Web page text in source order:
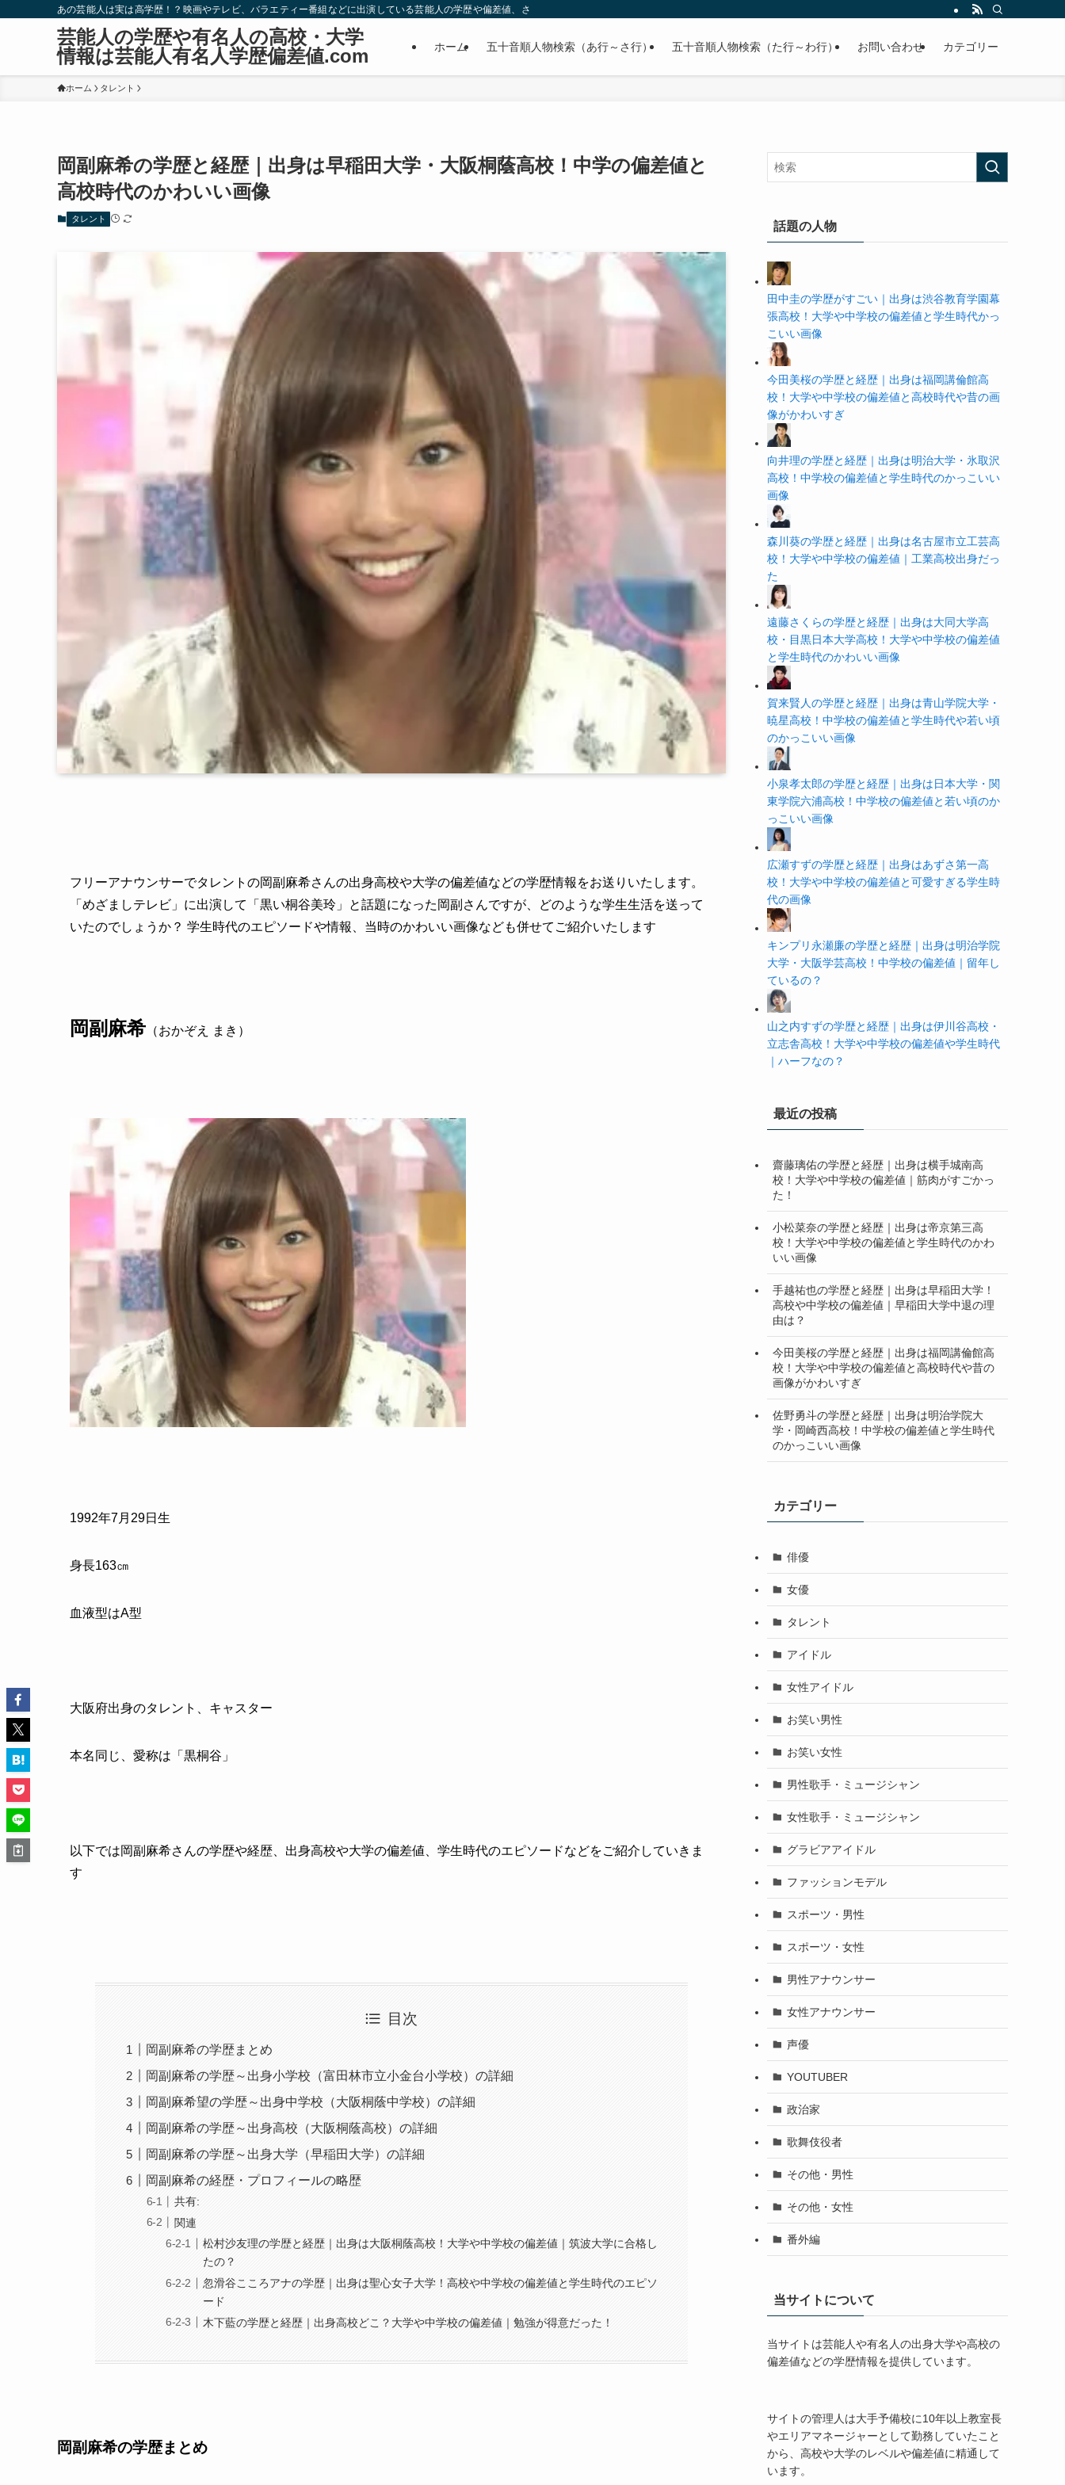
あの芸能人は実は高学歴！？映画やテレビ、バラエティー番組などに出演している芸能人の学歴や偏差値、さらに政治家やスポーツ選手などの有名人の学歴や高校・大学の偏差値まで紹介していきます。
芸能人の学歴や有名人の高校・大学
情報は芸能人有名人学歴偏差値.com
ホーム 五十音順人物検索（あ行～さ行） 五十音順人物検索（た行～わ行） お問い合わせ カテゴリー
ホーム タレント
岡副麻希の学歴と経歴｜出身は早稲田大学・大阪桐蔭高校！中学の偏差値と
高校時代のかわいい画像
タレント
フリーアナウンサーでタレントの岡副麻希さんの出身高校や大学の偏差値などの学歴情報をお送りいたします。
「めざましテレビ」に出演して「黒い桐谷美玲」と話題になった岡副さんですが、どのような学生生活を送って
いたのでしょうか？ 学生時代のエピソードや情報、当時のかわいい画像なども併せてご紹介いたします
岡副麻希 （おかぞえ まき）
1992年7月 29日生
身長163㎝
血液型はA型
大阪府出身のタレント、キャスター
本名同じ、愛称は「黒桐谷」
以下では岡副麻希さんの学歴や経歴、出身高校や大学の偏差値、学生時代のエピソードなどをご紹介していきま
す
目次
岡副麻希の学歴まとめ
岡副麻希の学歴～出身小学校（富田林市立小金台小学校）の詳細
岡副麻希望の学歴～出身中学校（大阪桐蔭中学校）の詳細
岡副麻希の学歴～出身高校（大阪桐蔭高校）の詳細
岡副麻希の学歴～出身大学（早稲田大学）の詳細
岡副麻希の経歴・プロフィールの略歴
共有:
関連
松村沙友理の学歴と経歴｜出身は大阪桐蔭高校！大学や中学校の偏差値｜筑波大学に合格し
たの？
忽滑谷こころアナの学歴｜出身は聖心女子大学！高校や中学校の偏差値と学生時代のエピソ
ード
木下藍の学歴と経歴｜出身高校どこ？大学や中学校の偏差値｜勉強が得意だった！
岡副麻希の学歴まとめ
話題の人物
田中圭の学歴がすごい｜出身は渋谷教育学園幕
張高校！大学や中学校の偏差値と学生時代かっ
こいい画像
今田美桜の学歴と経歴｜出身は福岡講倫館高
校！大学や中学校の偏差値と高校時代や昔の画
像がかわいすぎ
向井理の学歴と経歴｜出身は明治大学・氷取沢
高校！中学校の偏差値と学生時代のかっこいい
画像
森川葵の学歴と経歴｜出身は名古屋市立工芸高
校！大学や中学校の偏差値｜工業高校出身だっ
た
遠藤さくらの学歴と経歴｜出身は大同大学高
校・目黒日本大学高校！大学や中学校の偏差値
と学生時代のかわいい画像
賀来賢人の学歴と経歴｜出身は青山学院大学・
暁星高校！中学校の偏差値と学生時代や若い頃
のかっこいい画像
小泉孝太郎の学歴と経歴｜出身は日本大学・関
東学院六浦高校！中学校の偏差値と若い頃のか
っこいい画像
広瀬すずの学歴と経歴｜出身はあずさ第一高
校！大学や中学校の偏差値と可愛すぎる学生時
代の画像
キンプリ永瀬廉の学歴と経歴｜出身は明治学院
大学・大阪学芸高校！中学校の偏差値｜留年し
ているの？
山之内すずの学歴と経歴｜出身は伊川谷高校・
立志舎高校！大学や中学校の偏差値や学生時代
｜ハーフなの？
最近の投稿
齋藤璃佑の学歴と経歴｜出身は横手城南高
校！大学や中学校の偏差値｜筋肉がすごかっ
た！
小松菜奈の学歴と経歴｜出身は帝京第三高
校！大学や中学校の偏差値と学生時代のかわ
いい画像
手越祐也の学歴と経歴｜出身は早稲田大学！
高校や中学校の偏差値｜早稲田大学中退の理
由は？
今田美桜の学歴と経歴｜出身は福岡講倫館高
校！大学や中学校の偏差値と高校時代や昔の
画像がかわいすぎ
佐野勇斗の学歴と経歴｜出身は明治学院大
学・岡崎西高校！中学校の偏差値と学生時代
のかっこいい画像
カテゴリー
俳優
女優
タレント
アイドル
女性アイドル
お笑い男性
お笑い女性
男性歌手・ミュージシャン
女性歌手・ミュージシャン
グラビアアイドル
ファッションモデル
スポーツ・男性
スポーツ・女性
男性アナウンサー
女性アナウンサー
声優
YOUTUBER
政治家
歌舞伎役者
その他・男性
その他・女性
番外編
当サイトについて
当サイトは芸能人や有名人の出身大学や高校の
偏差値などの学歴情報を提供しています。
サイトの管理人は大手予備校に10年以上教室長
やエリアマネージャーとして勤務していたこと
から、高校や大学のレベルや偏差値に精通して
います。